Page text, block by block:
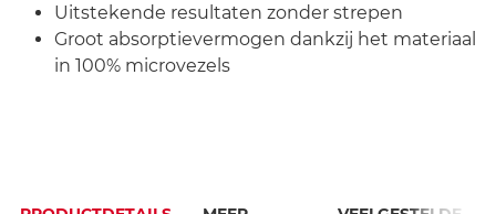
Uitstekende resultaten zonder strepen
Groot absorptievermogen dankzij het materiaal
in 100% microvezels